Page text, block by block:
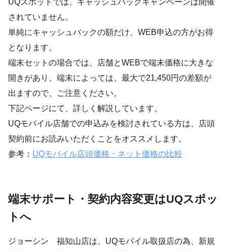
UQスポットでは、キャッシュバックキャンペーンは開催
されていません。
単純にキャッシュバックの額だけ、WEB申込の方がお得
となります。
端末セットの場合では、店舗とWEBで端末価格に大きな
開きがあり、端末によっては、最大で21,450円の差額が
出ますので、ご注意ください。
下記ページにて、詳しく解説しています。
UQモバイル店舗での申込みを検討されている方は、店頭
契約前にお読みいただくことをオススメします。
参考： UQモバイル店頭価格・ネット価格の比較
端末サポート・契約内容変更はUQスポッ
トへ
ジョーシン 福知山店は、UQモバイル取扱店の為、新規